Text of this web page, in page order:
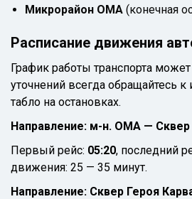
Микрорайон ОМА (конечная
Расписание движения
График работы транспорта
уточнений всегда обращайтесь
табло на остановках.
Направление: м-н. ОМА — Сквер
Первый рейс: 05:20, последний
движения: 25 — 35 минут.
Направление: Сквер Героя